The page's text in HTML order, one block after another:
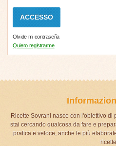
Olvide mi contraseña
Quiero registrarme
Ricette Sovrani nasce con l'obiettivo di
stai cercando qualcosa da fare e
pratica e veloce, anche le più